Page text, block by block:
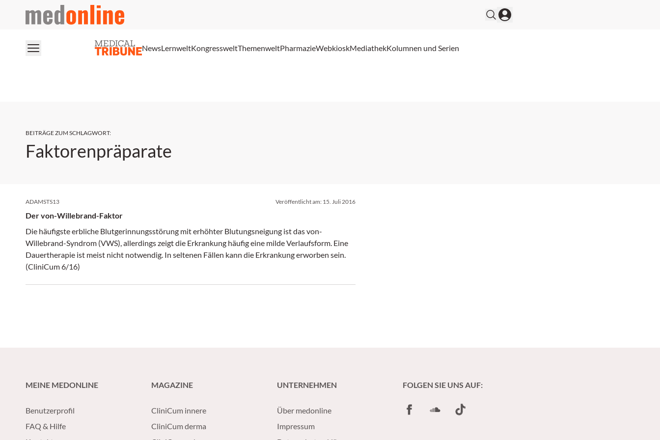
medonline
NewsLernweltKongressweltThemenweltPharmazieWebkioskMediathekKolumnen und Serien
BEITRÄGE ZUM SCHLAGWORT:
Faktorenpräparate
ADAMSTS13 Veröffentlicht am: 15. Juli 2016
Der von-Willebrand-Faktor
Die häufigste erbliche Blutgerinnungsstörung mit erhöhter Blutungsneigung ist das von-
Willebrand-Syndrom (VWS), allerdings zeigt die Erkrankung häufig eine milde Verlaufsform. Eine
Dauertherapie ist meist nicht notwendig. In seltenen Fällen kann die Erkrankung erworben sein.
(CliniCum 6/16)
MEINE MEDONLINE
Benutzerprofil
FAQ & Hilfe
MAGAZINE
CliniCum innere
CliniCum derma
UNTERNEHMEN
Über medonline
Impressum
FOLGEN SIE UNS AUF:
FacebookSoundCloud
TikTok